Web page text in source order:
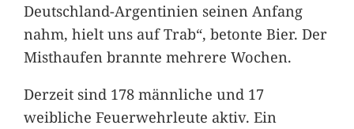
Deutschland-Argentinien seinen Anfang
nahm, hielt uns auf Trab“, betonte Bier. Der
Misthaufen brannte mehrere Wochen.
Derzeit sind 178 männliche und 17
weibliche Feuerwehrleute aktiv. Ein